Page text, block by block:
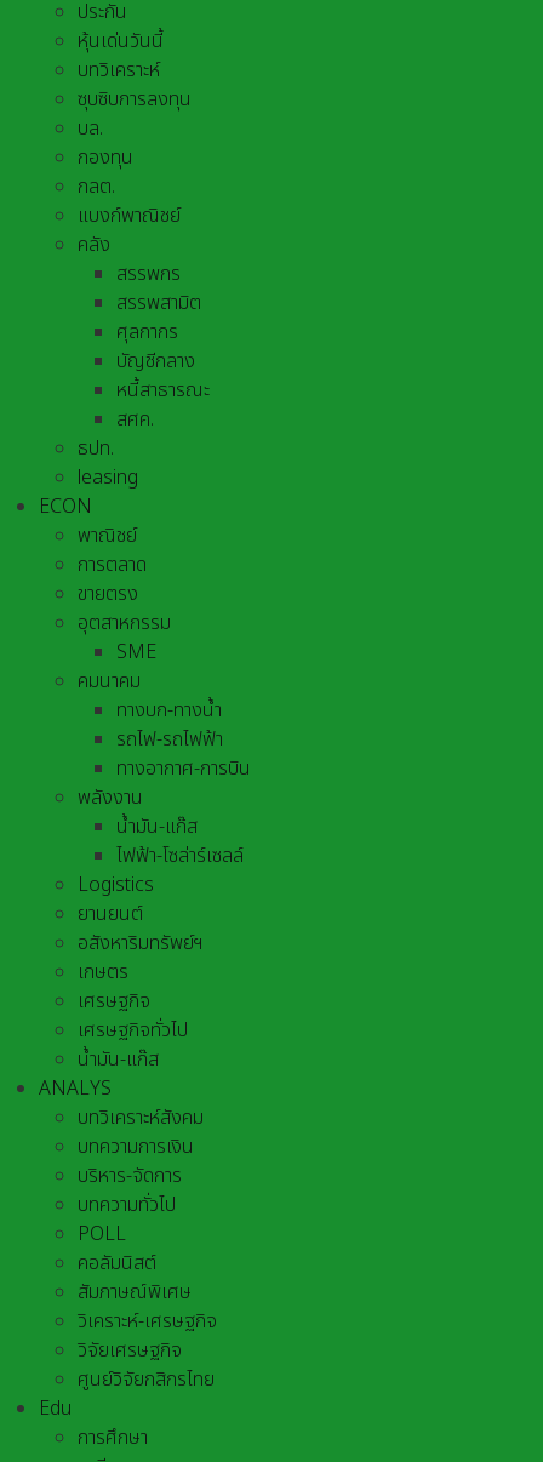
ประกัน
หุ้นเด่นวันนี้
บทวิเคราะห์
ซุบซิบการลงทุน
บล.
กองทุน
กลต.
แบงก์พาณิชย์
คลัง
สรรพกร
สรรพสามิต
ศุลกากร
บัญชีกลาง
หนี้สาธารณะ
สศค.
ธปท.
leasing
ECON
พาณิชย์
การตลาด
ขายตรง
อุตสาหกรรม
SME
คมนาคม
ทางบก-ทางน้ำ
รถไฟ-รถไฟฟ้า
ทางอากาศ-การบิน
พลังงาน
น้ำมัน-แก๊ส
ไฟฟ้า-โซล่าร์เซลล์
Logistics
ยานยนต์
อสังหาริมทรัพย์ฯ
เกษตร
เศรษฐกิจ
เศรษฐกิจทั่วไป
น้ำมัน-แก๊ส
ANALYS
บทวิเคราะห์สังคม
บทความการเงิน
บริหาร-จัดการ
บทความทั่วไป
POLL
คอลัมนิสต์
สัมภาษณ์พิเศษ
วิเคราะห์-เศรษฐกิจ
วิจัยเศรษฐกิจ
ศูนย์วิจัยกสิกรไทย
Edu
การศึกษา